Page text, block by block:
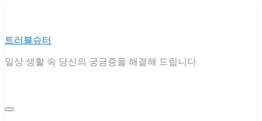
트러블슈터
일상 생활 속 당신의 궁금증을 해결해 드립니다